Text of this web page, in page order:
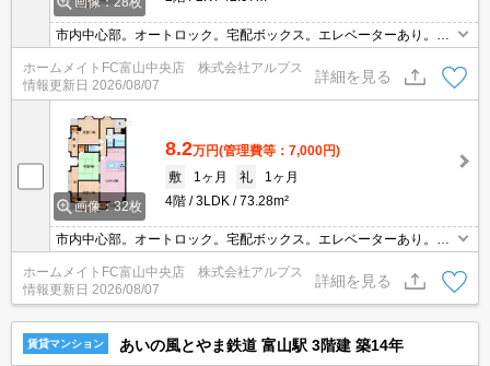
市内中心部。オートロック。宅配ボックス。エレベーターあり。富
山駅へ徒歩５分。インターネット無料。退去時クリーニング費要。
ホームメイトFC富山中央店 株式会社アルプス
情報更新日 2026/08/07
詳細を見る
画像：32枚
8.2万円(管理費等：7,000円)
敷
1ヶ月 礼
1ヶ月
4階
3LDK 73.28m²
市内中心部。オートロック。宅配ボックス。エレベーターあり。富
山駅へ450m。インターネット無料。
ホームメイトFC富山中央店 株式会社アルプス
情報更新日 2026/08/07
詳細を見る
賃貸マンション あいの風とやま鉄道 富山駅 3階建 築14年